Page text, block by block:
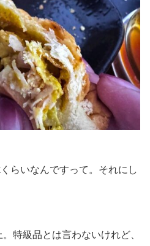
らいなんですって。それにし
特級品とは言わないけれど、